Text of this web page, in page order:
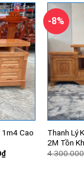
3.100.000₫.
1m4 Cao
₫Giá
hiện
-8%
Thanh Lý
2M Tồn
4.300.000